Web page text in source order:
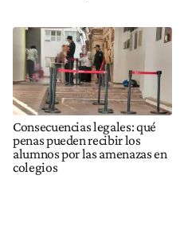
Consecuencias legales: qué
penas pueden recibir los
alumnos por las amenazas en
colegios